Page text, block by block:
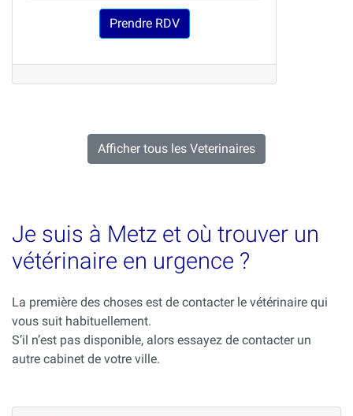
Prendre RDV
Afficher tous les Veterinaires
Je suis à Metz et où trouver un
vétérinaire en urgence ?
La première des choses est de contacter le vétérinaire qui
vous suit habituellement.
S’il n’est pas disponible, alors essayez de contacter un
autre cabinet de votre ville.